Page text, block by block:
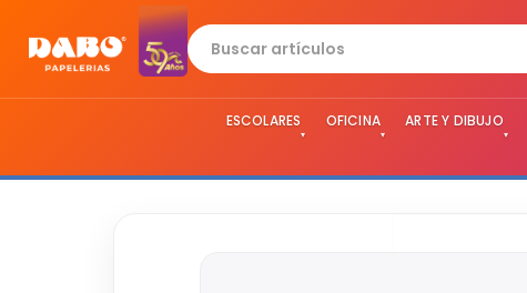
ESCOLARES
▾
OFICINA
▾
ARTE Y DIBUJO
▾